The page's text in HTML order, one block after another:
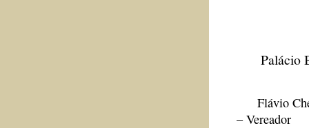
Palácio
Flávio
– Vereador